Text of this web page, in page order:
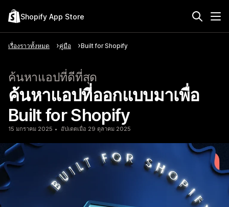
Shopify App Store
เรื่องราวทั้งหมด คู่มือ Built for Shopify
ค้นหาแอปที่ดีที่สุด
ค้นหาแอปที่ออกแบบมาเพื่อ
Built for Shopify
15 มกราคม 2025 อัปเดตเมื่อ 29 ตุลาคม 2025